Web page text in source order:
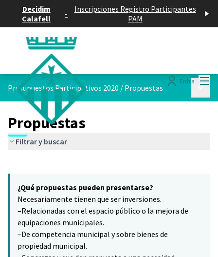
Decidim
Calafell
-
Inscripciones Registro Participantes
PAM
Entra
Presupuestos Participativos 2020 / Propuestas
Propuestas
Filtrar y buscar
−
¿Qué propuestas pueden presentarse?
Necesariamente tienen que ser inversiones.
–Relacionadas con el espacio público o la mejora de
equipaciones municipales.
–De competencia municipal y sobre bienes de
propiedad municipal.